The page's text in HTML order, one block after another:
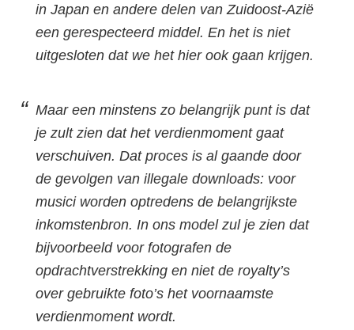
in Japan en andere delen van Zuidoost-Azië
een gerespecteerd middel. En het is niet
uitgesloten dat we het hier ook gaan krijgen.
Maar een minstens zo belangrijk punt is dat
je zult zien dat het verdienmoment gaat
verschuiven. Dat proces is al gaande door
de gevolgen van illegale downloads: voor
musici worden optredens de belangrijkste
inkomstenbron. In ons model zul je zien dat
bijvoorbeeld voor fotografen de
opdrachtverstrekking en niet de royalty’s
over gebruikte foto’s het voornaamste
verdienmoment wordt.